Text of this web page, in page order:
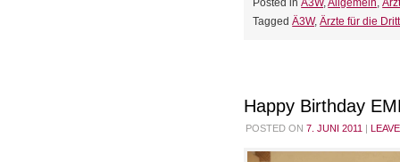
Posted in Ä3W,Allgemein,
Tagged Ä3W,Ärzte für die
Happy Birthday
POSTED ON 7. JUNI 2011 |